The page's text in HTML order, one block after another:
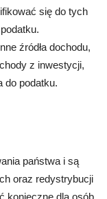
się do tych
źródła dochodu,
z inwestycji,
do podatku.
państwa i są
oraz redystrybucji
konieczne dla osób